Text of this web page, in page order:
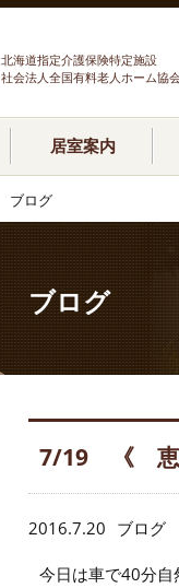
北海道指定介護保険特定施設
社会法人全国有料老人ホーム協
居室案内
ブログ
ブログ
7/19 《 恵
2016.7.20 ブログ
今日は車で40分